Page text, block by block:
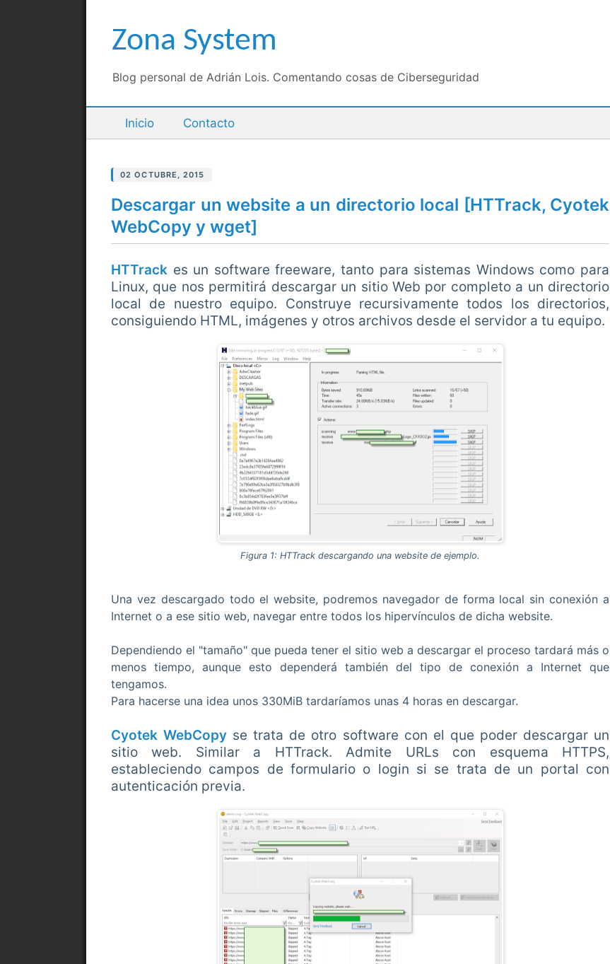
Zona System
Blog personal de Adrián Lois. Comentando cosas de Ciberseguridad
Inicio Contacto
02 OCTUBRE, 2015
Descargar un website a un directorio local [HTTrack, Cyotek
WebCopy y wget]
HTTrack es un software freeware, tanto para sistemas Windows como para
Linux, que nos permitirá descargar un sitio Web por completo a un directorio
local de nuestro equipo. Construye recursivamente todos los directorios,
consiguiendo HTML, imágenes y otros archivos desde el servidor a tu equipo.
Figura 1: HTTrack descargando una website de ejemplo.
Una vez descargado todo el website, podremos navegador de forma local sin conexión a
Internet o a ese sitio web, navegar entre todos los hipervínculos de dicha website.
Dependiendo el "tamaño" que pueda tener el sitio web a descargar el proceso tardará más o
menos tiempo, aunque esto dependerá también del tipo de conexión a Internet que
tengamos.
Para hacerse una idea unos 330MiB tardaríamos unas 4 horas en descargar.
Cyotek WebCopy se trata de otro software con el que poder descargar un
sitio web. Similar a HTTrack. Admite URLs con esquema HTTPS,
estableciendo campos de formulario o login si se trata de un portal con
autenticación previa.